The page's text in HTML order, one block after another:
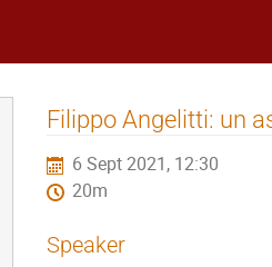
Filippo Angelitti: un
6 Sept 2021, 12:30
20m
Speaker